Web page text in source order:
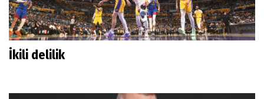
İkili delilik